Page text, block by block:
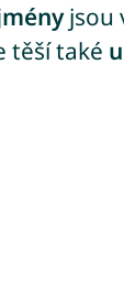
jsou
těší také